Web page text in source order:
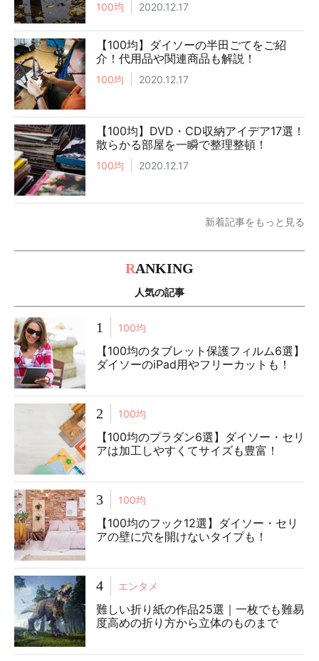
100均 2020.12.17
【100均】ダイソーの半田ごてをご紹
介！代用品や関連商品も解説！
100均 2020.12.17
【100均】DVD・CD収納アイデア17選！
散らかる部屋を一瞬で整理整頓！
100均 2020.12.17
新着記事をもっと見る
RANKING
人気の記事
1 100均
【100均のタブレット保護フィルム6選】
ダイソーのiPad用やフリーカットも！
2 100均
【100均のプラダン6選】ダイソー・セリ
アは加工しやすくてサイズも豊富！
3 100均
【100均のフック12選】ダイソー・セリ
アの壁に穴を開けないタイプも！
4 エンタメ
難しい折り紙の作品25選｜一枚でも難易
度高めの折り方から立体のものまで